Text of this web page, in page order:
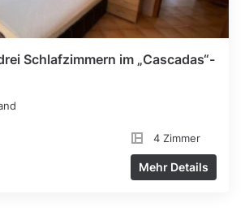
Schlafzimmern im „Cascadas“-
4 Zimmer
Mehr Details